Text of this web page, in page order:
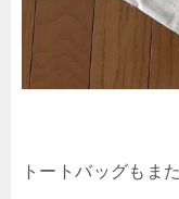
トートバッグもま